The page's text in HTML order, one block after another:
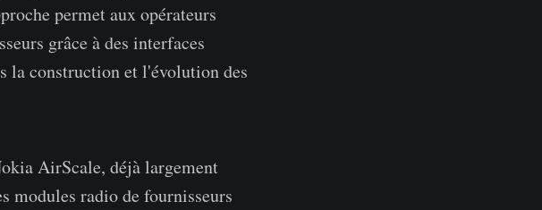
permet aux opérateurs
grâce à des interfaces
la construction et l'évolution des
AirScale, déjà largement
modules radio de fournisseurs